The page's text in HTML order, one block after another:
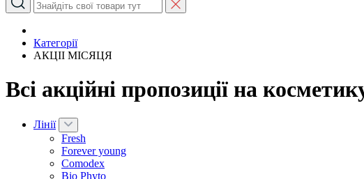
Категорії
АКЦІІ МІСЯЦЯ
Всі акційні пропозиції на
Лінії
Fresh
Forever young
Comodex
Bio Phyto